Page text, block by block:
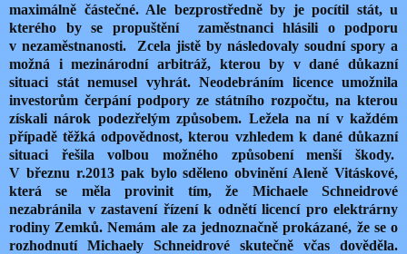
maximálně částečné. Ale bezprostředně by je pocítil stát, u
kterého by se propuštění zaměstnanci hlásili o podporu
v nezaměstnanosti. Zcela jistě by následovaly soudní spory a
možná i mezinárodní arbitráž, kterou by v dané důkazní
situaci stát nemusel vyhrát. Neodebráním licence umožnila
investorům čerpání podpory ze státního rozpočtu, na kterou
získali nárok podezřelým způsobem. Ležela na ní v každém
případě těžká odpovědnost, kterou vzhledem k dané důkazní
situaci řešila volbou možného způsobení menší škody.
V březnu r.2013 pak bylo sděleno obvinění Aleně Vitáskové,
která se měla provinit tím, že Michaele Schneidrové
nezabránila v zastavení řízení k odnětí licencí pro elektrárny
rodiny Zemků. Nemám ale za jednoznačně prokázané, že se o
rozhodnutí Michaely Schneidrové skutečně včas dověděla.